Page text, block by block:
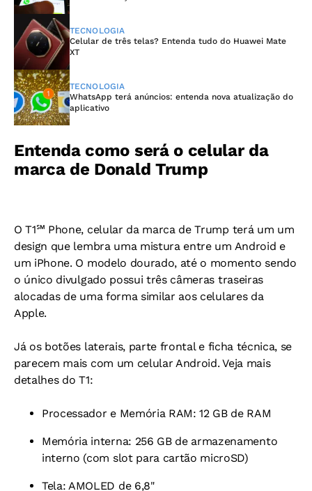
TECNOLOGIA
Celular de três telas? Entenda tudo do Huawei Mate
XT
TECNOLOGIA
WhatsApp terá anúncios: entenda nova atualização do
aplicativo
Entenda como será o celular da
marca de Donald Trump
O T1℠ Phone, celular da marca de Trump terá um um
design que lembra uma mistura entre um Android e
um iPhone. O modelo dourado, até o momento sendo
o único divulgado possui três câmeras traseiras
alocadas de uma forma similar aos celulares da
Apple.
Já os botões laterais, parte frontal e ficha técnica, se
parecem mais com um celular Android. Veja mais
detalhes do T1:
Processador e Memória RAM: 12 GB de RAM
Memória interna: 256 GB de armazenamento
interno (com slot para cartão microSD)
Tela: AMOLED de 6,8"